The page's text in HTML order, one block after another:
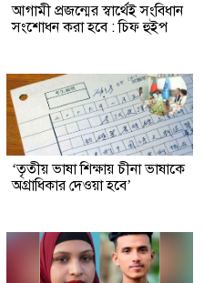
আগামী প্রজন্মের স্বার্থেই সংবিধান
সংশোধন করা হবে : চিফ হুইপ
‘তৃতীয় ভাষা শিক্ষায় চীনা ভাষাকে
অগ্রাধিকার দেওয়া হবে’